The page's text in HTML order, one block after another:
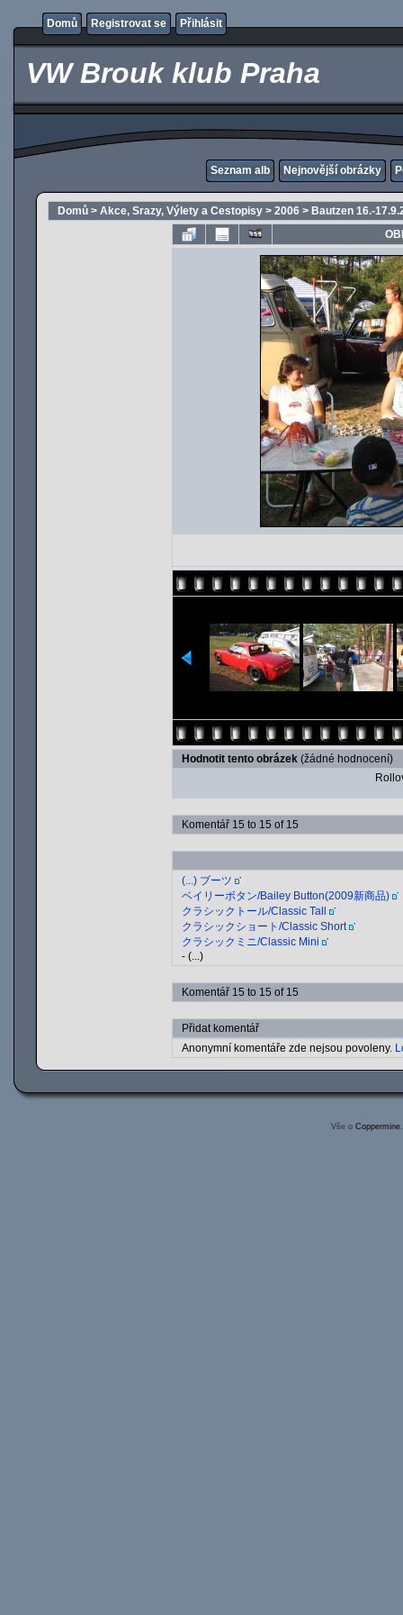
Domů Registrovat se Přihlásit
VW Brouk klub Praha
Seznam alb Nejnovější obrázky
Domů > Akce, Srazy, Výlety a Cestopisy > 2006 > Bautzen 16.-
Hodnotit tento obrázek (žádné hodnocení)
Komentář 15 to 15 of 15
(...) ブーツ
ベイリーボタン/Bailey Button(2009新商品)
クラシックトール/Classic Tall
クラシックショート/Classic Short
クラシックミニ/Classic Mini
- (...)
Komentář 15 to 15 of 15
Přidat komentář
Anonymní komentáře zde nejsou povoleny.
Vše o Coppermine